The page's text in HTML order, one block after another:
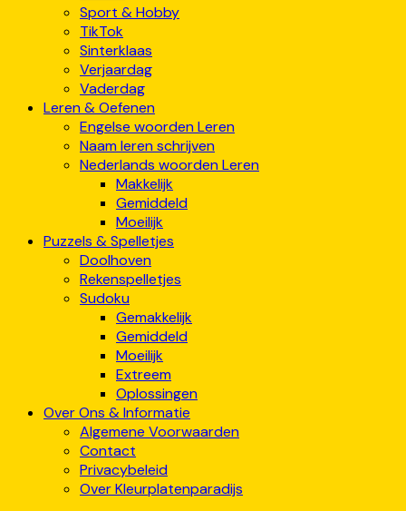
Sport & Hobby
TikTok
Sinterklaas
Verjaardag
Vaderdag
Leren & Oefenen
Engelse woorden Leren
Naam leren schrijven
Nederlands woorden Leren
Makkelijk
Gemiddeld
Moeilijk
Puzzels & Spelletjes
Doolhoven
Rekenspelletjes
Sudoku
Gemakkelijk
Gemiddeld
Moeilijk
Extreem
Oplossingen
Over Ons & Informatie
Algemene Voorwaarden
Contact
Privacybeleid
Over Kleurplatenparadijs